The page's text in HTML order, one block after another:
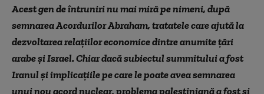
Acest gen de întruniri nu mai miră pe nimeni, după
semnarea Acordurilor Abraham, tratatele care ajută la
dezvoltarea relațiilor economice dintre anumite țări
arabe și Israel. Chiar dacă subiectul summitului a fost
Iranul și implicațiile pe care le poate avea semnarea
unui nou acord nuclear, problema palestiniană a fost și